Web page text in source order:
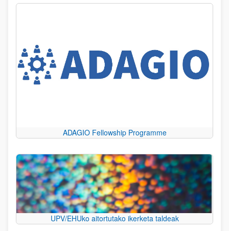
ADAGIO Fellowship Programme
UPV/EHUko aitortutako ikerketa taldeak